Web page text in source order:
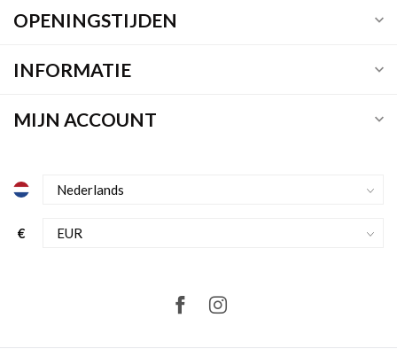
OPENINGSTIJDEN
INFORMATIE
MIJN ACCOUNT
€